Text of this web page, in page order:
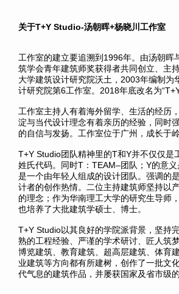
关于T+Y Studio-汤朝晖+杨晓川工作室
工作室的建立要追溯到1996年。由汤朝晖
筑学会青年建筑师奖获得者共同创立、主
大学建筑设计研究院沃土，2003年编制为
计研究院第6工作室。2018年底改名为“T+Y
工作室主持人有着海外留学、生活的经历
淀与当代设计理念有着亲历的经验，同时
的自信与发扬。工作室位于广州，成长于
T+Y Studio团队精神里的T和Y并不仅仅是
姓氏代码。同时T：TEAM–团队；Y的意
是一个由年轻人组成的设计团队。强调的
计者的创作热情。二位主持建筑师坚持以
的理念；作为华南理工大学的研究生导师
也培养了大批建筑学硕士、博士。
T+Y Studio以其良好的学院派背景，坚持
熟的工程经验、严谨的学术研讨、匠人筑
博览建筑、教育建筑、超高层建筑、体育
业建筑等方向都有所建树，创作了一批文
代气息的建筑作品，并屡获国家及省市级的